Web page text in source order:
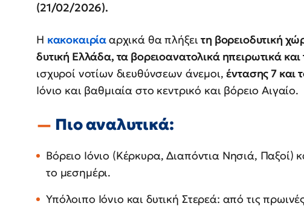
(21/02/2026).
Η κακοκαιρίααρχικά θα πλήξειτη βορειοδυτική
δυτική Ελλάδα, τα βορειοανατολικά ηπειρωτικά και
ισχυροί νοτίων διευθύνσεων άνεμοι,έντασης 7 και
Ιόνιο και βαθμιαία στο κεντρικό και βόρειο Αιγαίο.
Πιο αναλυτικά:
Βόρειο Ιόνιο (Κέρκυρα, Διαπόντια Νησιά, Παξοί)
το μεσημέρι.
Υπόλοιπο Ιόνιο και δυτική Στερεά: από τις